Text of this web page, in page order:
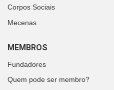
Corpos Sociais
Mecenas
MEMBROS
Fundadores
Quem pode ser membro?